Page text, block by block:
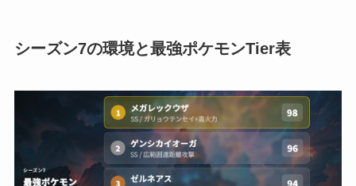
シーズン7の環境と最強ポケモンTier表